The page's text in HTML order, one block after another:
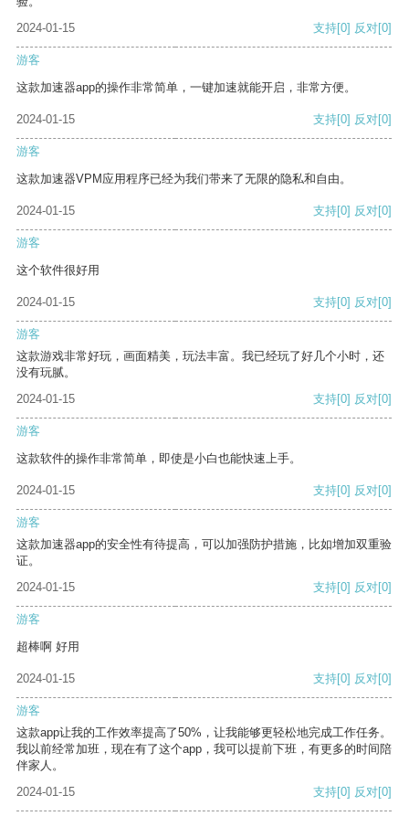
2024-01-15
支持[0] 反对[0]
游客
这款加速器app的操作非常简单，一键加速就能开启，非常方便。
2024-01-15 支持[0] 反对[0]
游客
这款加速器VPM应用程序已经为我们带来了无限的隐私和自由。
2024-01-15 支持[0] 反对[0]
游客
这个软件很好用
2024-01-15 支持[0] 反对[0]
游客
这款游戏非常好玩，画面精美，玩法丰富。我已经玩了好几个小时，还
没有玩腻。
2024-01-15
支持[0] 反对[0]
游客
这款软件的操作非常简单，即使是小白也能快速上手。
2024-01-15 支持[0] 反对[0]
游客
这款加速器app的安全性有待提高，可以加强防护措施，比如增加双重验
证。
2024-01-15
支持[0] 反对[0]
游客
超棒啊 好用
2024-01-15 支持[0] 反对[0]
游客
这款app让我的工作效率提高了50%，让我能够更轻松地完成工作任务。
我以前经常加班，现在有了这个app，我可以提前下班，有更多的时间陪
伴家人。
2024-01-15
支持[0] 反对[0]